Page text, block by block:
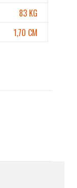
83 KG
1,70 CM